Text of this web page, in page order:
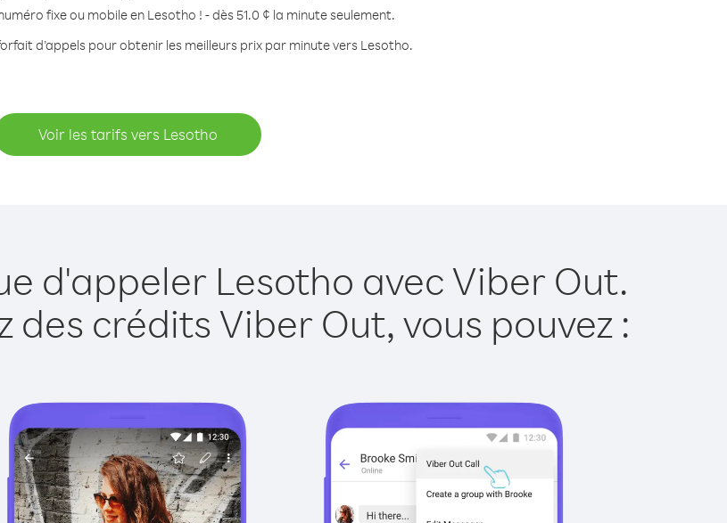
fixe ou mobile en Lesotho ! - dès 51.0 ¢ la minute seulement.
d’appels pour obtenir les meilleurs prix par minute vers Lesotho.
Voir les tarifs vers Lesotho
d'appeler Lesotho avec Viber Out.
des crédits Viber Out, vous pouvez :